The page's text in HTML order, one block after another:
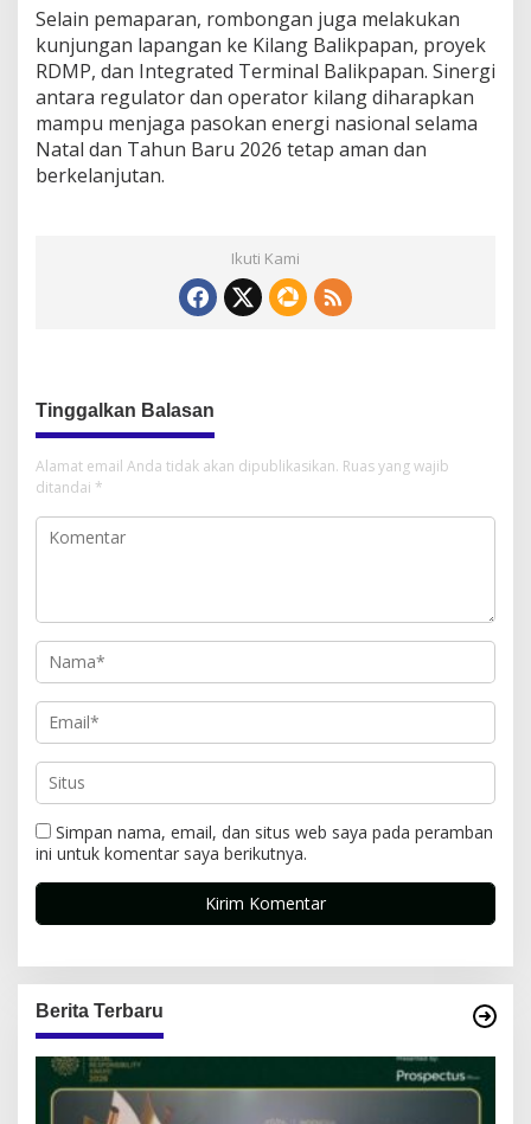
Selain pemaparan, rombongan juga melakukan
kunjungan lapangan ke Kilang Balikpapan, proyek
RDMP, dan Integrated Terminal Balikpapan. Sinergi
antara regulator dan operator kilang diharapkan
mampu menjaga pasokan energi nasional selama
Natal dan Tahun Baru 2026 tetap aman dan
berkelanjutan.
Ikuti Kami
Tinggalkan Balasan
Alamat email Anda tidak akan dipublikasikan. Ruas yang wajib
ditandai *
Simpan nama, email, dan situs web saya pada peramban
ini untuk komentar saya berikutnya.
Berita Terbaru